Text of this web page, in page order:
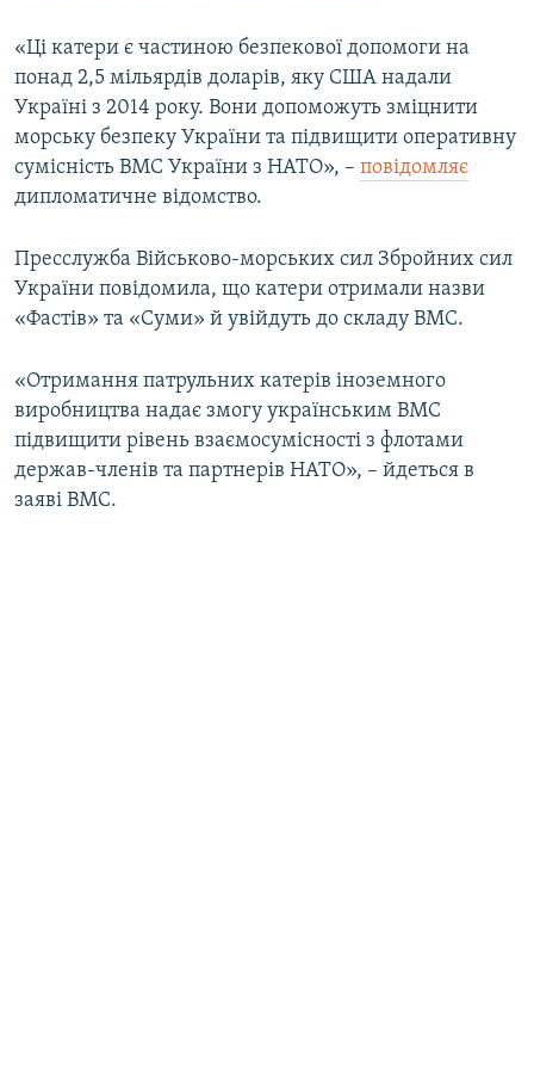
«Ці катери є частиною безпекової допомоги на
понад 2,5 мільярдів доларів, яку США надали
Україні з 2014 року. Вони допоможуть зміцнити
морську безпеку України та підвищити оперативну
сумісність ВМС України з НАТО», – повідомляє
дипломатичне відомство.
Пресслужба Військово-морських сил Збройних сил
України повідомила, що катери отримали назви
«Фастів» та «Суми» й увійдуть до складу ВМС.
«Отримання патрульних катерів іноземного
виробництва надає змогу українським ВМС
підвищити рівень взаємосумісності з флотами
держав-членів та партнерів НАТО», – йдеться в
заяві ВМС.